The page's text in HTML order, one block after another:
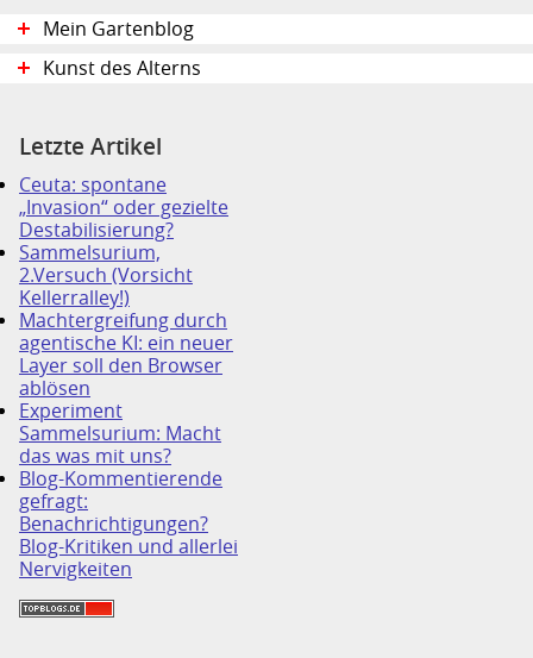
Mein Gartenblog
Kunst des Alterns
Letzte Artikel
Ceuta: spontane
„Invasion“ oder gezielte
Destabilisierung?
Sammelsurium,
2.Versuch (Vorsicht
Kellerralley!)
Machtergreifung durch
agentische KI: ein neuer
Layer soll den Browser
ablösen
Experiment
Sammelsurium: Macht
das was mit uns?
Blog-Kommentierende
gefragt:
Benachrichtigungen?
Blog-Kritiken und allerlei
Nervigkeiten